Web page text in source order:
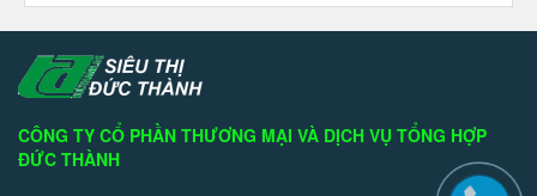
CÔNG TY CỔ PHẦN THƯƠNG MẠI VÀ DỊCH VỤ TỔNG HỢP
ĐỨC THÀNH